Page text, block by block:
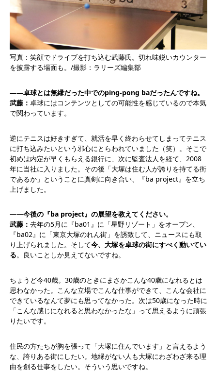
写真：笑顔でドライブを打ち込む武藤氏。切れ味鋭いカウンター
を披露する場面も。/撮影：ラリーズ編集部
――卓球とは無縁だった中でのping-pong baだったんですね。
武藤： 卓球にはコンテンツとしての可能性を感じているので本気
で関わっています。
逆にテニスは好きすぎて、就活を早く終わらせてしまってテニス
に打ち込みたいという邪心にとらわれていました（笑）。そこで
初めは内定が早くもらえる銀行に、次に監査法人を経て、2008
年に当社に入りました。その後「大塚は住む人が誇りを持てる街
であるか」ということに真剣に向き合い、『ba project』を立ち
上げました。
――今後の『ba project』の展望を教えてください。
武藤： 去年の5月に『ba01』に「星野リゾート」をオープン、
『ba02』に「東京大塚のれん街」を誘致して、ニュースにも取
り上げられました。そして今、大塚を卓球の街にすべく動いてい
る。良いことしか見えてないですね。
ちょうど今40歳。30歳のときにまさかこんな40歳になれるとは
思わなかった。こんな立場でこんな仕事ができて、こんな会社に
できているなんて夢にも思ってなかった。次は50歳になった時に
「こんな感じになれると思わなかったな」って思えるように頑張
りたいです。
住民の方たちが胸を張って「大塚に住んでいます」と言えるよう
な、誇りある街にしたい。地縁がない人も大塚にわざわざ来る理
由を創る仕事をしたい。そういう思いですね。